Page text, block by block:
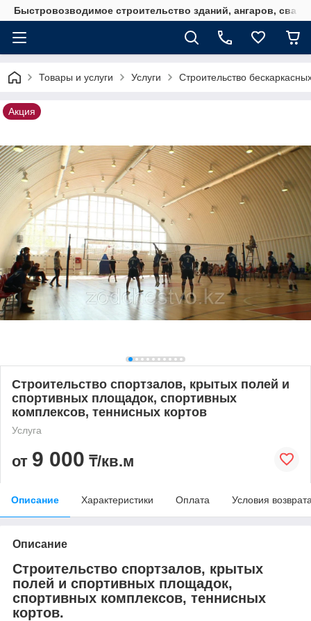
Быстровозводимое строительство зданий, ангаров,
Товары и услуги Услуги Строительство
Акция
Строительство спортзалов, крытых полей и
спортивных площадок, спортивных
комплексов, теннисных кортов
Услуга
от 9 000 ₸/кв.м
Описание Характеристики Оплата Условия
Описание
Строительство спортзалов, крытых
полей и спортивных площадок,
спортивных комплексов, теннисных
кортов.